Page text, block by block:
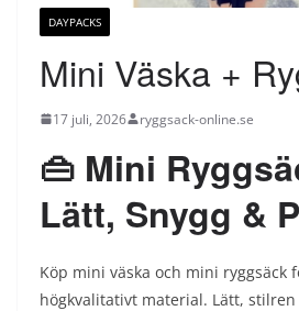
DAYPACKS
Mini Väska +
17 juli, 2026 ryggsack-online.se
👜 Mini
Lätt, Snygg &
Köp mini väska och mini ryggsäck
högkvalitativt material. Lätt,